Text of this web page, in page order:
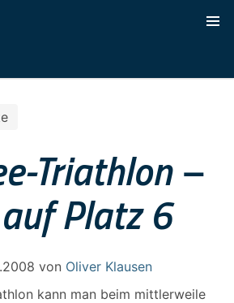
Triathlon –
Platz 6
von Oliver Klausen
kann man beim mittlerweile